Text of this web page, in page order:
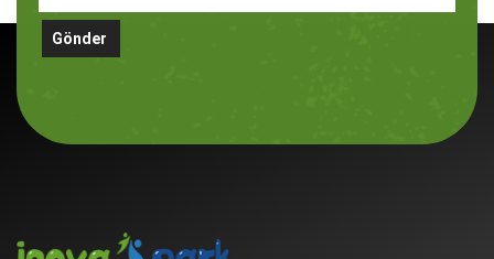
Gönder